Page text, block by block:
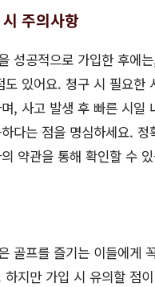
주의사항
성공적으로 가입한 후에
도 있어요. 청구 시 필요한
, 사고 발생 후 빠른 시일
다는 점을 명심하세요. 정
약관을 통해 확인할 수
골프를 즐기는 이들에게
하지만 가입 시 유의할 점